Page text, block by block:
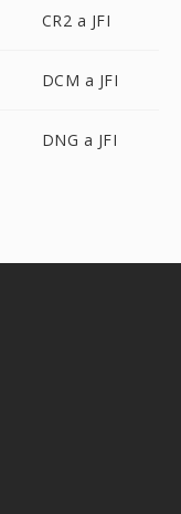
CR2 a JFI
DCM a JFI
DNG a JFI